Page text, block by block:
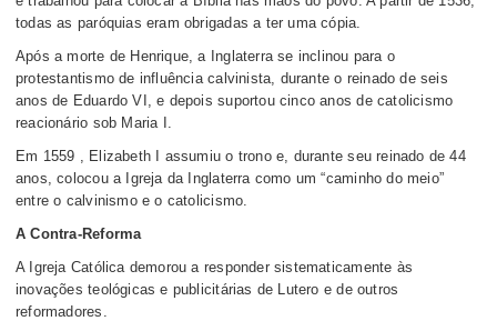
todas as paróquias eram obrigadas a ter uma cópia.
Após a morte de Henrique, a Inglaterra se inclinou para o
protestantismo de influência calvinista, durante o reinado de seis
anos de Eduardo VI, e depois suportou cinco anos de catolicismo
reacionário sob Maria I.
Em 1559 , Elizabeth I assumiu o trono e, durante seu reinado de 44
anos, colocou a Igreja da Inglaterra como um “caminho do meio”
entre o calvinismo e o catolicismo.
A Contra-Reforma
A Igreja Católica demorou a responder sistematicamente às
inovações teológicas e publicitárias de Lutero e de outros
reformadores.